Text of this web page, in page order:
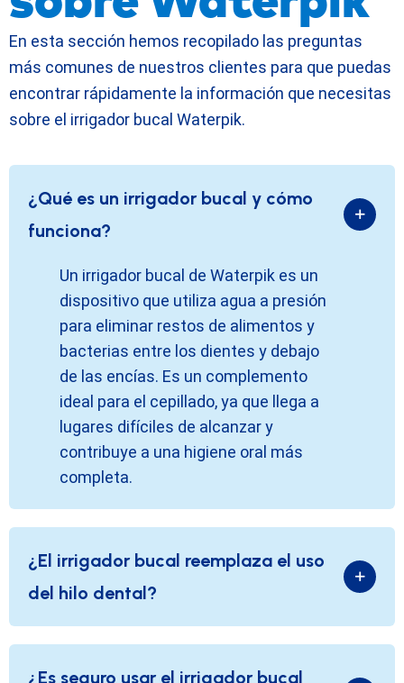
En esta sección hemos recopilado las preguntas
más comunes de nuestros clientes para que puedas
encontrar rápidamente la información que necesitas
sobre el irrigador bucal Waterpik.
¿Qué es un irrigador bucal y cómo
funciona?
Un irrigador bucal de Waterpik es un
dispositivo que utiliza agua a presión
para eliminar restos de alimentos y
bacterias entre los dientes y debajo
de las encías. Es un complemento
ideal para el cepillado, ya que llega a
lugares difíciles de alcanzar y
contribuye a una higiene oral más
completa.
¿El irrigador bucal reemplaza el uso
del hilo dental?
¿Es seguro usar el irrigador bucal